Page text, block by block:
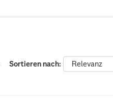
Sortieren nach